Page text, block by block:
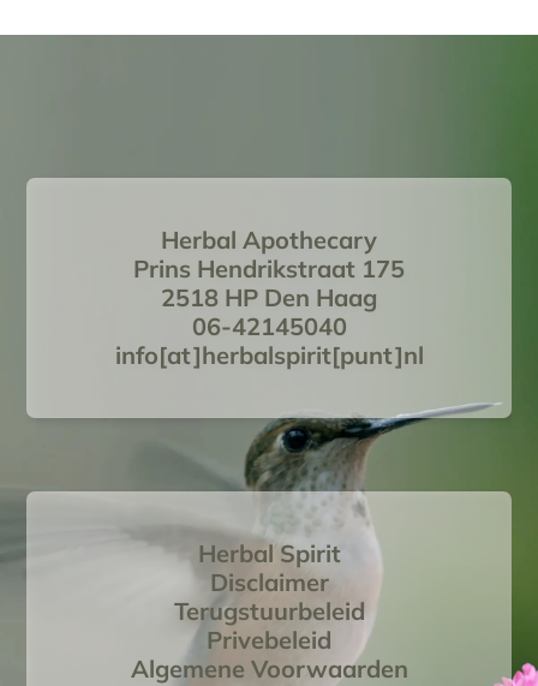
Herbal Apothecary
Prins Hendrikstraat 175
2518 HP Den Haag
06-42145040
info[at]herbalspirit[punt]nl
Herbal Spirit
Disclaimer
Terugstuurbeleid
Privebeleid
Algemene Voorwaarden